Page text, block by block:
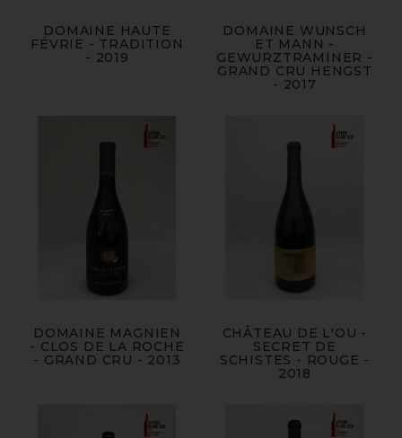
DOMAINE HAUTE
FÉVRIE - TRADITION
- 2019
DOMAINE WUNSCH
ET MANN -
GEWURZTRAMINER -
GRAND CRU HENGST
- 2017
DOMAINE MAGNIEN
- CLOS DE LA ROCHE
- GRAND CRU - 2013
CHÂTEAU DE L'OU -
SECRET DE
SCHISTES - ROUGE -
2018